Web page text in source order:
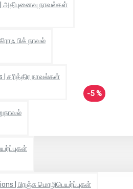
அதிபுனைவு நாவல்கள்
பிக் நாவல்
| சரித்திர நாவல்கள்
| பிரஞ்சு மொழிபெயர்ப்புகள்
-5 %